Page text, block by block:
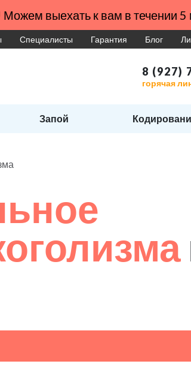
выехать к вам в течении
Специалисты Гарантия Блог
8 (927)
горячая
Запой